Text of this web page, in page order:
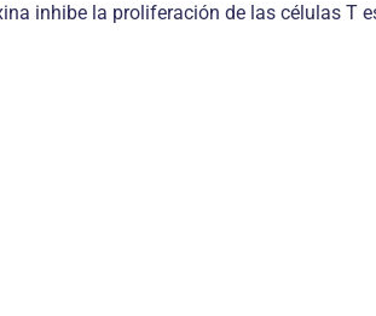
inhibe la proliferación de las células T